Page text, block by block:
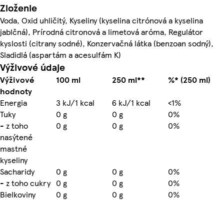
Zloženie
Voda, Oxid uhličitý, Kyseliny (kyselina citrónová a kyselina
jablčná), Prírodná citronová a limetová aróma, Regulátor
kyslosti (citrany sodné), Konzervačná látka (benzoan sodný),
Sladidlá (aspartám a acesulfám K)
Výživové údaje
Výživové
hodnoty
100 ml 250 ml**
%* (250 ml)
Energia
3 kJ/1 kcal 6 kJ/1 kcal
<1%
Tuky
0 g 0 g
0%
- z toho
nasýtené
mastné
kyseliny
0 g 0 g 0%
Sacharidy 0 g 0 g
0%
- z toho cukry 0 g 0 g
0%
Bielkoviny
0 g 0 g
0%